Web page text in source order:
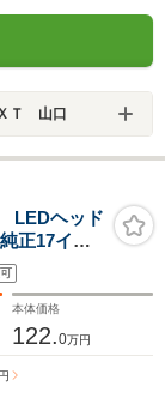
Ｔ 山口
LEDヘッド
正17イン
エアコ
本体価格
122.0万円
円